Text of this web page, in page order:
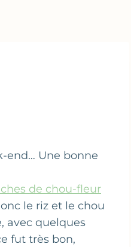
end… Une bonne
de chou-fleur
le riz et le chou
avec quelques
fut très bon,